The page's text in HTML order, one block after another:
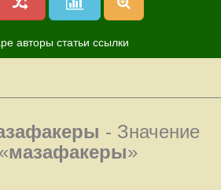
авторы статьи ссылки
- Значение
мазафакеры»